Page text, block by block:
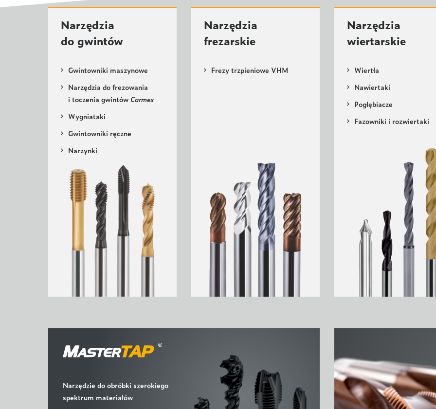
Narzędzia
do gwintów
Gwintowniki maszynowe
Narzędzia do frezowania
i toczenia gwintów Carmex
Wygniataki
Gwintowniki ręczne
Narzynki
Narzędzia
frezarskie
Frezy trzpieniowe VHM
Narzędzia
wiertarskie
Wiertła
Nawiertaki
Pogłębiacze
Fazowniki i rozwiertaki
Narzędzie do obróbki szerokiego
spektrum materiałów